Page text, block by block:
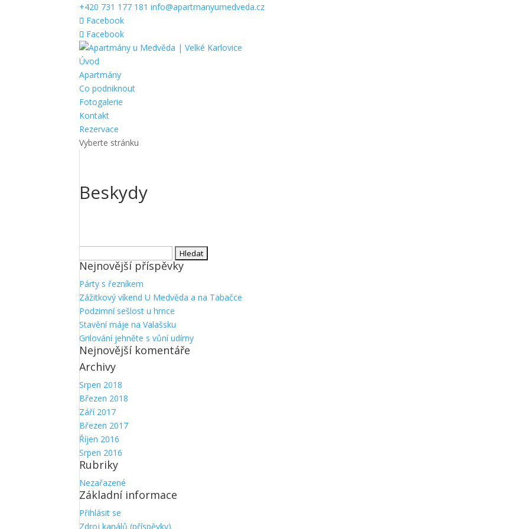
+420 731 177 181 info@apartmanyumedveda.cz
Facebook
Facebook
Úvod
Apartmány
Co podniknout
Fotogalerie
Kontakt
Rezervace
Vyberte stránku
Beskydy
Nejnovější příspěvky
Párty s řezníkem
Zážitkový víkend U Medvěda a na Tabačce
Podzimní sešlost u hrnce
Stavění máje na Valašsku
Grilování jehněte s vůní udírny
Nejnovější komentáře
Archivy
Srpen 2018
Březen 2018
Září 2017
Březen 2017
Říjen 2016
Srpen 2016
Rubriky
Nezařazené
Základní informace
Přihlásit se
Zdroj kanálů (příspěvky)